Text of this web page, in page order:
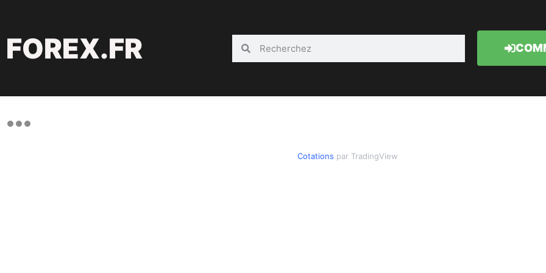
FOREX.FR
Cotations par TradingView